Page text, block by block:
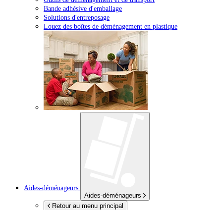
Bande adhésive d'emballage
Solutions d'entreposage
Louez des boîtes de déménagement en plastique
Aides-déménageurs
Aides-déménageurs
Retour au menu principal